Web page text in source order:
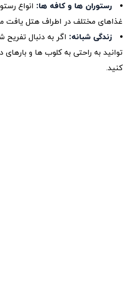
رستوران‌ ها و کافه‌ ها: انواع
غذاهای مختلف در اطراف هتل یافت
زندگی شبانه: اگر به دنبال
‌توانید به راحتی به کلوب ‌ها و
کنید.